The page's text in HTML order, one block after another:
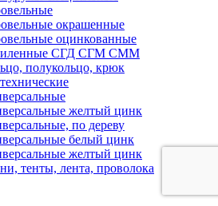
окрашенные
оцинкованные
СГД СГМ СММ
полукольцо, крюк
желтый цинк
по дереву
белый цинк
желтый цинк
тенты, лента, проволока